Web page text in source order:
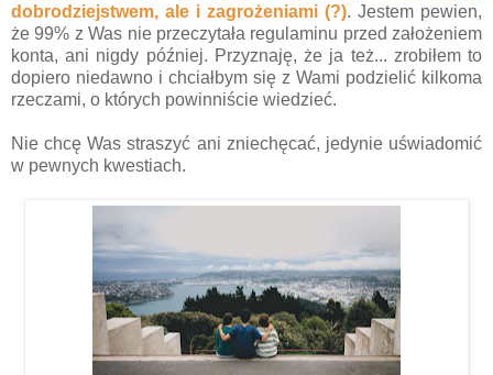
dobrodziejstwem, ale i zagrożeniami (?). Jestem pewien,
że 99% z Was nie przeczytała regulaminu przed założeniem
konta, ani nigdy później. Przyznaję, że ja też... zrobiłem to
dopiero niedawno i chciałbym się z Wami podzielić kilkoma
rzeczami, o których powinniście wiedzieć.
Nie chcę Was straszyć ani zniechęcać, jedynie uświadomić
w pewnych kwestiach.